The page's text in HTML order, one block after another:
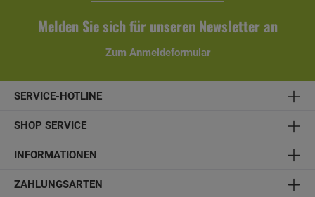
Melden Sie sich für unseren Newsletter an
Zum Anmeldeformular
SERVICE-HOTLINE
SHOP SERVICE
INFORMATIONEN
ZAHLUNGSARTEN